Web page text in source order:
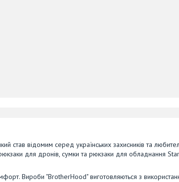
став відомим серед українських захисників та
для дронів, сумки та рюкзаки для обладнання
Вироби "BrotherHood" виготовляються з